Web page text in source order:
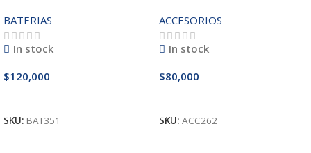
3521/5421/3425 14.8V
BATERIAS
In stock
$120,000
SKU: BAT351
ACCESORIOS
In stock
$80,000
SKU: ACC262